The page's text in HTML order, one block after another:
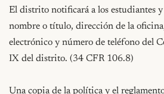
El distrito notificará a los estudiantes
nombre o título, dirección de la
electrónico y número de teléfono del
IX del distrito. (34 CFR 106.8)
Una copia de la política y el